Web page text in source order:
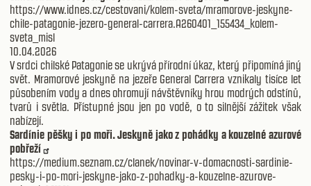
https://www.idnes.cz/cestovani/kolem-sveta/mramorove-jeskyne-
chile-patagonie-jezero-general-carrera.A260401_155434_kolem-
sveta_misl
10.04.2026
V srdci chilské Patagonie se ukrývá přírodní úkaz, který připomíná jiný
svět. Mramorové jeskyně na jezeře General Carrera vznikaly tisíce let
působením vody a dnes ohromují návštěvníky hrou modrých odstínů,
tvarů i světla. Přístupné jsou jen po vodě, o to silnější zážitek však
nabízejí.
Sardínie pěšky i po moři. Jeskyně jako z pohádky a kouzelné azurové
pobřeží
https://medium.seznam.cz/clanek/novinar-v-domacnosti-sardinie-
pesky-i-po-mori-jeskyne-jako-z-pohadky-a-kouzelne-azurove-